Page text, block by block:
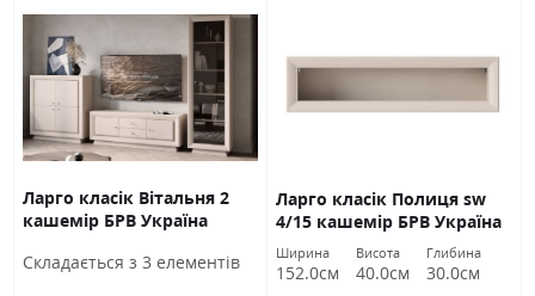
Ларго класік Вітальня 2
кашемір БРВ Україна
Cкладається з 3 елементів
Ларго класік Полиця sw
4/15 кашемір БРВ Україна
Ширина
152.0см
Висота
40.0см
Глибина
30.0см